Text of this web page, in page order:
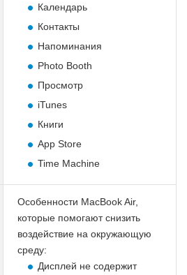
Календарь
Контакты
Напоминания
Photo Booth
Просмотр
iTunes
Книги
App Store
Time Machine
Особенности MacBook Air,
которые помогают снизить
воздействие на окружающую
среду:
Дисплей не содержит